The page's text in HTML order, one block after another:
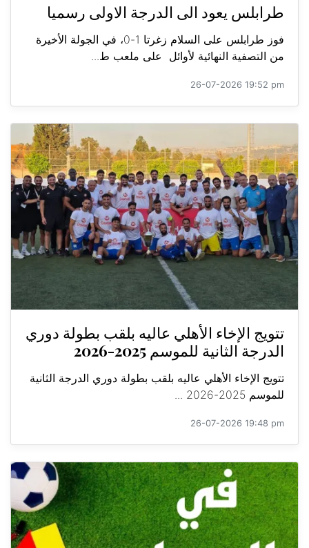
طرابلس يعود الى الدرجة الاولى رسميا
فوز طرابلس على السلام زغرتا 1-0، في الجولة الأخيرة
من التصفية النهائية لأوائل على ملعب ط...
26-07-2026 19:52 pm
تتويج الإخاء الأهلي عاليه بلقب بطولة دوري
الدرجة الثانية للموسم 2025-2026
تتويج الإخاء الأهلي عاليه بلقب بطولة دوري الدرجة الثانية
للموسم 2025-2026 ...
26-07-2026 19:48 pm